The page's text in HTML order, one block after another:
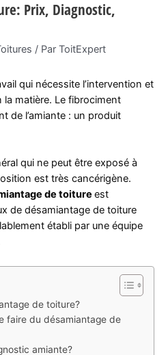
Prix, Diagnostic,
/ Par ToitExpert
qui nécessite l’intervention et
la matière. Le fibrociment
de l’amiante : un produit
qui ne peut être exposé à
est très cancérigène.
de toiture est
de désamiantage de toiture
établi par une équipe
de toiture?
faire du désamiantage de
amiante?